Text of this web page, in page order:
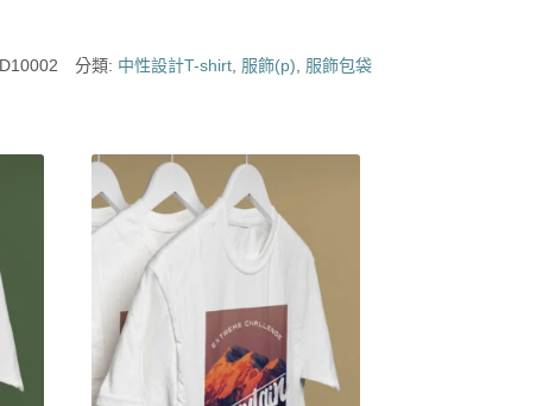
分類: 中性設計T-shirt 服飾(p) 服飾包袋